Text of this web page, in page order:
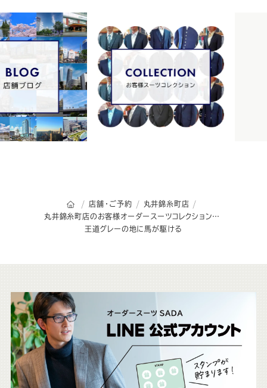
オーダースーツSADAのトップページ
店舗・ご予約
丸井錦糸町店
丸井錦糸町店のお客様オーダースーツコレクション
王道グレーの地に馬が駆ける
こ
ち
ら
も